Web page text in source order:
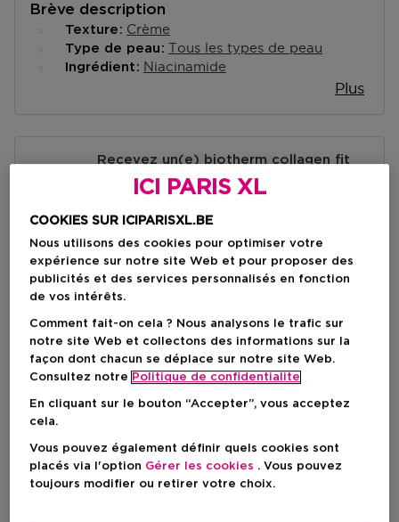
Brève description
Texture Crème
Type de peau Tous les types de peau
Ingrédient Niacinamide
Plus
Recevez un(e) biotherm collagen fit
intensive hydro body cream miniature
Biotherm
Découvrez ici
Aquasource+ Vitamin Glow Gel de Biotherm
Contenant 2500 mg de vitamine B3 dans un pot,
Aquasource+ Vitamin Glow Gel illumine la peau en
seulement deux semaines, la laissant hydratée et
radieuse.*
Le nouveau Aquasource+ Hydratation Supplémentée
associe 2500 mg de vitamine B3 dans un pot et le
Plus d'infos produit
Appliquez matin et soir sur votre visage, en évitant le
contour des yeux
Ingrédients
863759 03 - INGREDIENTS
AQUA / WATER / EAU , GLYCERIN , NIACINAMIDE ,
ALCOHOL DENAT. , CETEARYL ISONONANOATE ,
SODIUM CARBOMER , HAEMATOCOCCUS PLUVIALIS
Sécurité des produits
Nom du contact:
ICI PARIS XL
COOKIES SUR ICIPARISXL.BE
Nous utilisons des cookies pour optimiser votre
expérience sur notre site Web et pour proposer des
publicités et des services personnalisés en fonction
de vos intérêts.
Comment fait-on cela ? Nous analysons le trafic sur
notre site Web et collectons des informations sur la
façon dont chacun se déplace sur notre site Web.
Consultez notre Politique de confidentialite
En cliquant sur le bouton “Accepter”, vous acceptez
cela.
Vous pouvez également définir quels cookies sont
placés via l'option Gérer les cookies . Vous pouvez
toujours modifier ou retirer votre choix.